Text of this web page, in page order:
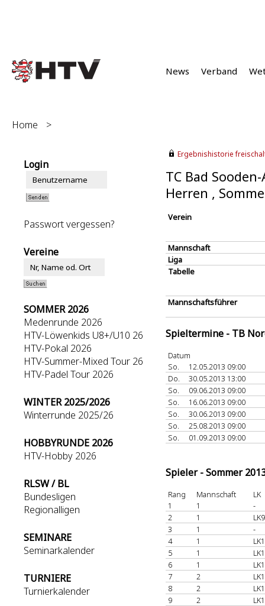
News Verband
Home >
Login
Passwort vergessen?
Vereine
SOMMER 2026
Medenrunde 2026
HTV-Löwenkids U8+/U10 26
HTV-Pokal 2026
HTV-Summer-Mixed Tour 26
HTV-Padel Tour 2026
WINTER 2025/2026
Winterrunde 2025/26
HOBBYRUNDE 2026
HTV-Hobby 2026
RLSW / BL
Bundesligen
Regionalligen
SEMINARE
Seminarkalender
TURNIERE
Turnierkalender
Ergebnishistorie
TC Bad
Herren ,
Verein
Mannschaft
Liga
Tabelle
Mannschaftsführer
Spieltermine - TB
Datum
So.
12.05.2013 09:00
Do.
30.05.2013 13:00
So.
09.06.2013 09:00
So.
16.06.2013 09:00
So.
30.06.2013 09:00
So.
25.08.2013 09:00
So.
01.09.2013 09:00
Spieler - Sommer
Rang Mannschaft
LK
1
1
-
2
1
3
1
-
4
1
5
1
6
1
7
2
8
2
9
2